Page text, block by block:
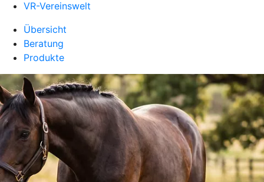
VR-Vereinswelt
Übersicht
Beratung
Produkte